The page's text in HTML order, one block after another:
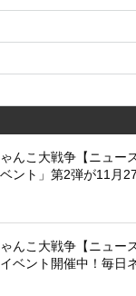
んこ大戦争【ニュー
ント」第2弾が11月
んこ大戦争【ニュー
ベント開催中！毎日